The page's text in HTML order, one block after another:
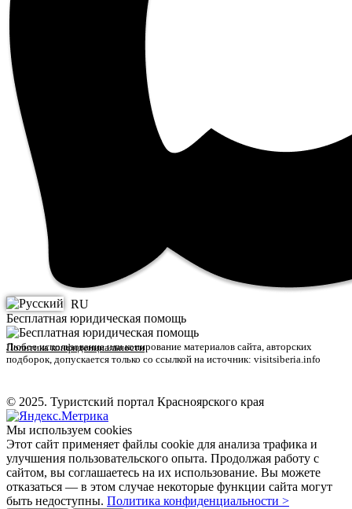
RU
Бесплатная юридическая помощь
Политика конфиденциальности
Любое использование или копирование материалов сайта, авторских
подборок, допускается только со ссылкой на источник: visitsiberia.info
© 2025. Туристский портал Красноярского края
Мы используем cookies
Этот сайт применяет файлы cookie для анализа трафика и
улучшения пользовательского опыта. Продолжая работу с
сайтом, вы соглашаетесь на их использование. Вы можете
отказаться — в этом случае некоторые функции сайта могут
быть недоступны. Политика конфиденциальности >